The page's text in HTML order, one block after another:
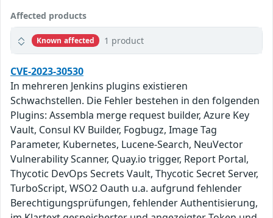
Affected products
Known affected 1 product
CVE-2023-30530
In mehreren Jenkins plugins existieren
Schwachstellen. Die Fehler bestehen in den folgenden
Plugins: Assembla merge request builder, Azure Key
Vault, Consul KV Builder, Fogbugz, Image Tag
Parameter, Kubernetes, Lucene-Search, NeuVector
Vulnerability Scanner, Quay.io trigger, Report Portal,
Thycotic DevOps Secrets Vault, Thycotic Secret Server,
TurboScript, WSO2 Oauth u.a. aufgrund fehlender
Berechtigungsprüfungen, fehlender Authentisierung,